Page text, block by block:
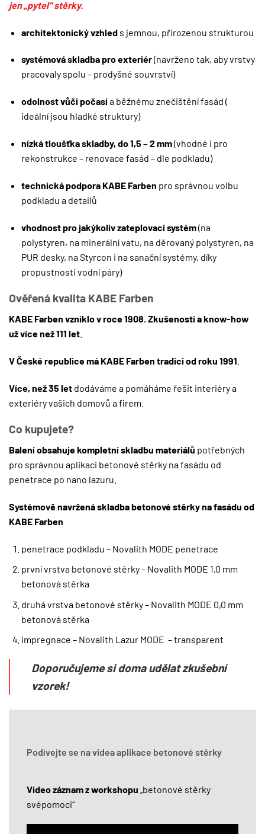
jen „pytel“ stěrky.
architektonický vzhleds jemnou, přirozenou strukturou
systémová skladba pro exteriér(navrženo tak, aby vrstvy
pracovaly spolu – prodyšné souvrství)
odolnost vůči počasía běžnému znečištění fasád (
ideální jsou hladké struktury)
nízká tloušťka skladby, do 1,5 – 2 mm(vhodné i pro
rekonstrukce – renovace fasád – dle podkladu)
technická podpora KABE Farben pro správnou volbu
podkladu a detailů
vhodnost pro jakýkoliv zateplovací systém(na
polystyren, na minerální vatu, na děrovaný polystyren, na
PUR desky, na Styrcon i na sanační systémy, díky
propustnosti vodní páry)
Ověřená kvalita KABE Farben
KABE Farben vzniklo v roce 1908. Zkušenosti a know-how
už více než 111 let
V České republice má KABE Farben tradici od roku 1991
Více, než 35 let dodáváme a pomáháme řešit interiéry a
exteriéry vašich domovů a firem.
Co kupujete?
Balení obsahuje kompletní skladbu materiálů potřebných
pro správnou aplikaci betonové stěrky na fasádu od
penetrace po nano lazuru.
Systémově navržená skladba betonové stěrky na fasádu od
KABE Farben
penetrace podkladu – Novalith MODE penetrace
první vrstva betonové stěrky – Novalith MODE 1,0 mm
betonová stěrka
druhá vrstva betonové stěrky – Novalith MODE 0,0 mm
betonová stěrka
impregnace – Novalith Lazur MODE – transparent
Doporučujeme si doma udělat zkušební
vzorek!
Podívejte se na videa aplikace betonové stěrky
Video záznam z workshopu „betonové stěrky
svépomoci“